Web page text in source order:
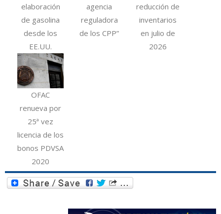
elaboración
de gasolina
desde los
EE.UU.
agencia
reguladora
de los CPP”
reducción de
inventarios
en julio de
2026
OFAC
renueva por
25ª vez
licencia de los
bonos PDVSA
2020